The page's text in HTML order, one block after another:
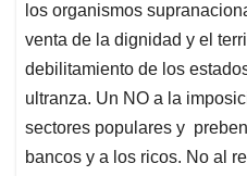
los organismos
venta de la dignidad y el
debilitamiento de los
ultranza. Un NO a la
sectores populares y
bancos y a los ricos. No al